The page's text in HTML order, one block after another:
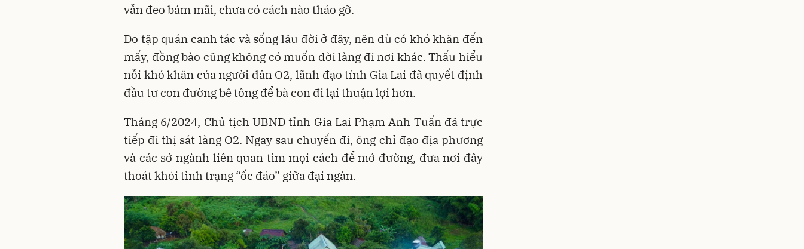
vẫn đeo bám mãi, chưa có cách nào tháo gỡ.
Do tập quán canh tác và sống lâu đời ở đây, nên dù có khó khăn đến
mấy, đồng bào cũng không có muốn dời làng đi nơi khác. Thấu hiểu
nỗi khó khăn của người dân O2, lãnh đạo tỉnh Gia Lai đã quyết định
đầu tư con đường bê tông để bà con đi lại thuận lợi hơn.
Tháng 6/2024, Chủ tịch UBND tỉnh Gia Lai Phạm Anh Tuấn đã trực
tiếp đi thị sát làng O2. Ngay sau chuyến đi, ông chỉ đạo địa phương
và các sở ngành liên quan tìm mọi cách để mở đường, đưa nơi đây
thoát khỏi tình trạng “ốc đảo” giữa đại ngàn.